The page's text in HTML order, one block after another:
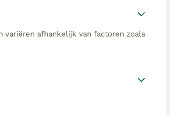
variëren afhankelijk van factoren zoals